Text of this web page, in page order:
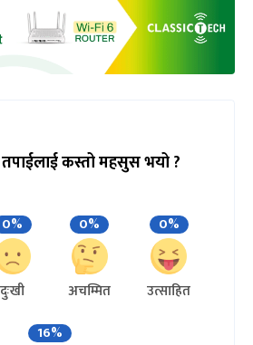
कस्तो महसुस भयो ?
0%
दुःखी
0%
अचम्मित
0%
उत्साहित
16%